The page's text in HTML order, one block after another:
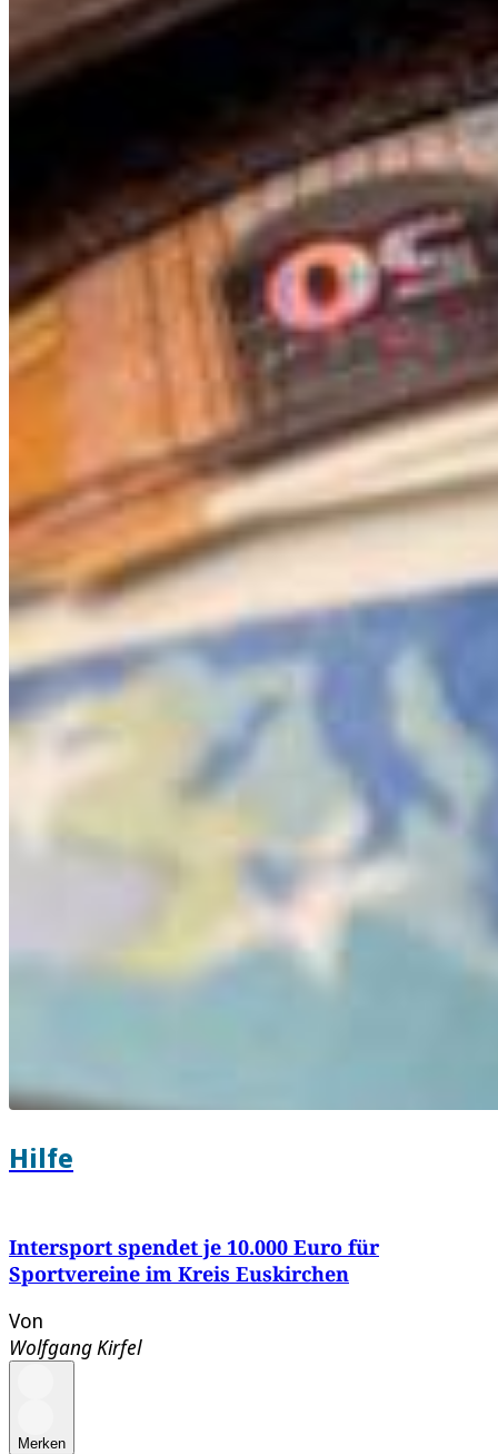
Hilfe
Intersport spendet je 10.000 Euro für
Sportvereine im Kreis Euskirchen
Von
Wolfgang Kirfel
Merken